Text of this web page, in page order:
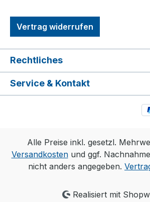
Vertrag widerrufen
Rechtliches
Service & Kontakt
Alle Preise inkl. gesetzl.
Versandkostenund ggf.
nicht anders angegeben.
Realisiert mit